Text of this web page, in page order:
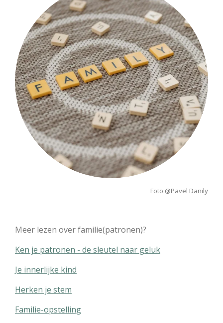
Foto @Pavel Danily
Meer lezen over familie(patronen)?
Ken je patronen - de sleutel naar geluk
Je innerlijke kind
Herken je stem
Familie-opstelling